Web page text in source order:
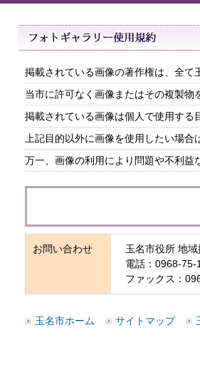
掲載されている画像の著作権は、全て
当市に許可なく画像またはその複製物
掲載されている画像は個人で使用する
上記目的以外に画像を使用したい場合
万一、画像の利用により問題や不利益
お問い合わせ
玉名市役所 地
電話：0968-75-
ファックス：
玉名市ホーム サイトマップ